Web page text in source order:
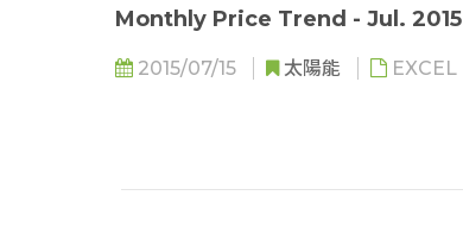
Monthly Price Trend - Jul. 2015
2015/07/15 太陽能 EXCEL